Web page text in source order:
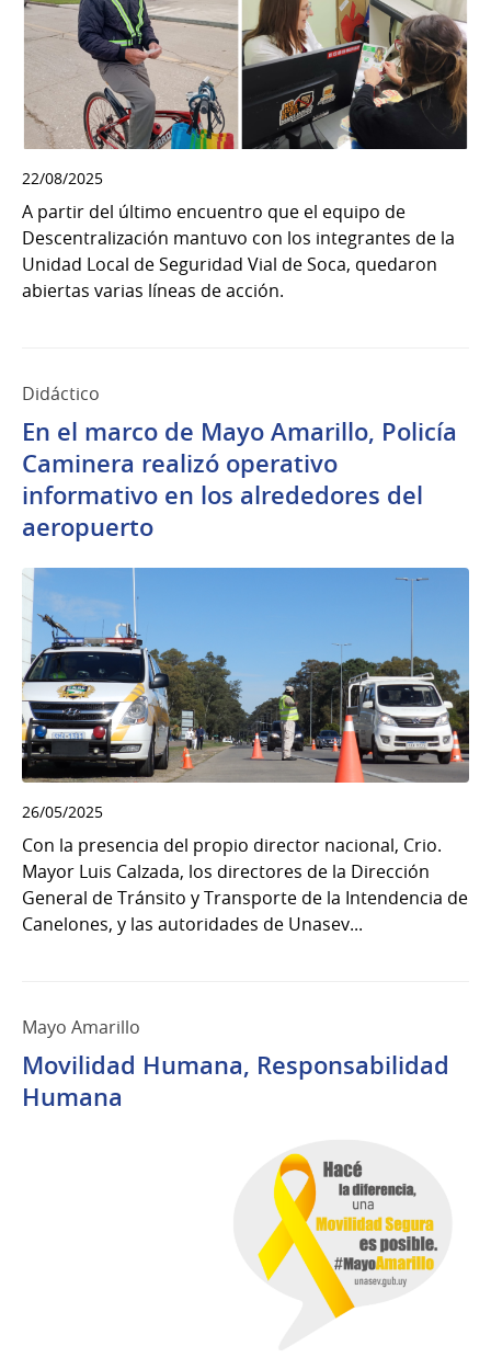
22/08/2025
A partir del último encuentro que el equipo de
Descentralización mantuvo con los integrantes de la
Unidad Local de Seguridad Vial de Soca, quedaron
abiertas varias líneas de acción.
Didáctico
En el marco de Mayo Amarillo, Policía
Caminera realizó operativo
informativo en los alrededores del
aeropuerto
26/05/2025
Con la presencia del propio director nacional, Crio.
Mayor Luis Calzada, los directores de la Dirección
General de Tránsito y Transporte de la Intendencia de
Canelones, y las autoridades de Unasev...
Mayo Amarillo
Movilidad Humana, Responsabilidad
Humana